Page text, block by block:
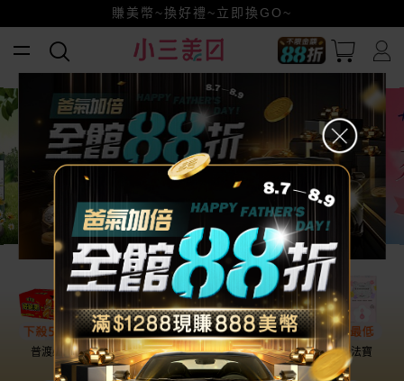
賺美幣~換好禮~立即換GO~
小三美日x全支付~美幣+全點折上折超划算
全館88折爸氣加倍！
普渡必備 話題保養 盛夏提案 雨天法寶